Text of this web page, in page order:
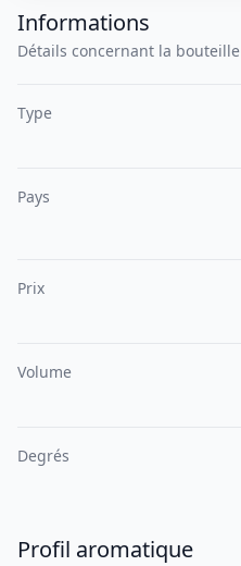
Informations
Détails concernant la bouteille
Type
Pays
Prix
Volume
Degrés
Profil aromatique